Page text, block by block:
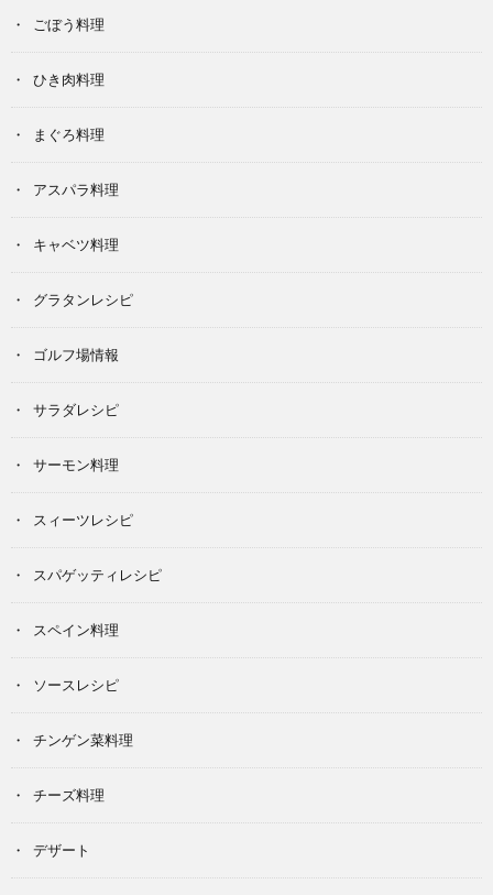
ごぼう料理
ひき肉料理
まぐろ料理
アスパラ料理
キャベツ料理
グラタンレシピ
ゴルフ場情報
サラダレシピ
サーモン料理
スィーツレシピ
スパゲッティレシピ
スペイン料理
ソースレシピ
チンゲン菜料理
チーズ料理
デザート